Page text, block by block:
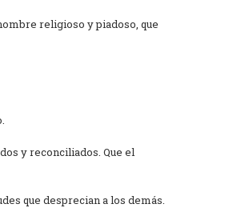
religioso y piadoso, que
y reconciliados. Que el
que desprecian a los demás.